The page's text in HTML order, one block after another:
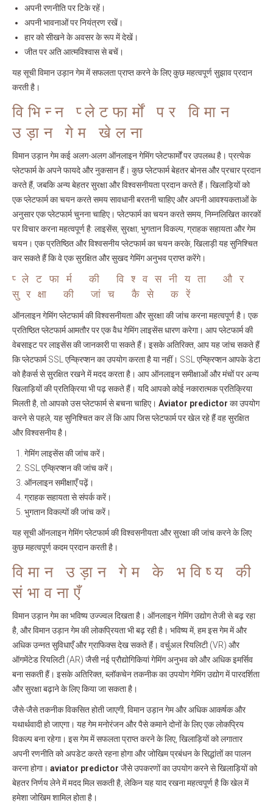
अपनी रणनीति पर टिके रहें।
अपनी भावनाओं पर नियंत्रण रखें।
हार को सीखने के अवसर के रूप में देखें।
जीत पर अति आत्मविश्वास से बचें।
यह सूची विमान उड़ान गेम में सफलता प्राप्त करने के लिए कुछ महत्वपूर्ण सुझाव प्रदान
करती है।
विभिन्न प्लेटफार्मों पर विमान
उड़ान गेम खेलना
विमान उड़ान गेम कई अलग-अलग ऑनलाइन गेमिंग प्लेटफार्मों पर उपलब्ध है। प्रत्येक
प्लेटफार्म के अपने फायदे और नुकसान हैं। कुछ प्लेटफार्म बेहतर बोनस और प्रचार प्रदान
करते हैं, जबकि अन्य बेहतर सुरक्षा और विश्वसनीयता प्रदान करते हैं। खिलाड़ियों को
एक प्लेटफार्म का चयन करते समय सावधानी बरतनी चाहिए और अपनी आवश्यकताओं के
अनुसार एक प्लेटफार्म चुनना चाहिए। प्लेटफार्म का चयन करते समय, निम्नलिखित कारकों
पर विचार करना महत्वपूर्ण है: लाइसेंस, सुरक्षा, भुगतान विकल्प, ग्राहक सहायता और गेम
चयन। एक प्रतिष्ठित और विश्वसनीय प्लेटफार्म का चयन करके, खिलाड़ी यह सुनिश्चित
कर सकते हैं कि वे एक सुरक्षित और सुखद गेमिंग अनुभव प्राप्त करेंगे।
प्लेटफार्म की विश्वसनीयता और
सुरक्षा की जांच कैसे करें
ऑनलाइन गेमिंग प्लेटफार्म की विश्वसनीयता और सुरक्षा की जांच करना महत्वपूर्ण है। एक
प्रतिष्ठित प्लेटफार्म आमतौर पर एक वैध गेमिंग लाइसेंस धारण करेगा। आप प्लेटफार्म की
वेबसाइट पर लाइसेंस की जानकारी पा सकते हैं। इसके अतिरिक्त, आप यह जांच सकते हैं
कि प्लेटफार्म SSL एन्क्रिप्शन का उपयोग करता है या नहीं। SSL एन्क्रिप्शन आपके डेटा
को हैकर्स से सुरक्षित रखने में मदद करता है। आप ऑनलाइन समीक्षाओं और मंचों पर अन्य
खिलाड़ियों की प्रतिक्रिया भी पढ़ सकते हैं। यदि आपको कोई नकारात्मक प्रतिक्रिया
मिलती है, तो आपको उस प्लेटफार्म से बचना चाहिए। Aviator predictor का उपयोग
करने से पहले, यह सुनिश्चित कर लें कि आप जिस प्लेटफार्म पर खेल रहे हैं वह सुरक्षित
और विश्वसनीय है।
गेमिंग लाइसेंस की जांच करें।
SSL एन्क्रिप्शन की जांच करें।
ऑनलाइन समीक्षाएँ पढ़ें।
ग्राहक सहायता से संपर्क करें।
भुगतान विकल्पों की जांच करें।
यह सूची ऑनलाइन गेमिंग प्लेटफार्म की विश्वसनीयता और सुरक्षा की जांच करने के लिए
कुछ महत्वपूर्ण कदम प्रदान करती है।
विमान उड़ान गेम के भविष्य की
संभावनाएँ
विमान उड़ान गेम का भविष्य उज्ज्वल दिखता है। ऑनलाइन गेमिंग उद्योग तेजी से बढ़ रहा
है, और विमान उड़ान गेम की लोकप्रियता भी बढ़ रही है। भविष्य में, हम इस गेम में और
अधिक उन्नत सुविधाएँ और ग्राफिक्स देख सकते हैं। वर्चुअल रियलिटी (VR) और
ऑगमेंटेड रियलिटी (AR) जैसी नई प्रौद्योगिकियां गेमिंग अनुभव को और अधिक इमर्सिव
बना सकती हैं। इसके अतिरिक्त, ब्लॉकचेन तकनीक का उपयोग गेमिंग उद्योग में पारदर्शिता
और सुरक्षा बढ़ाने के लिए किया जा सकता है।
जैसे-जैसे तकनीक विकसित होती जाएगी, विमान उड़ान गेम और अधिक आकर्षक और
यथार्थवादी हो जाएगा। यह गेम मनोरंजन और पैसे कमाने दोनों के लिए एक लोकप्रिय
विकल्प बना रहेगा। इस गेम में सफलता प्राप्त करने के लिए, खिलाड़ियों को लगातार
अपनी रणनीति को अपडेट करते रहना होगा और जोखिम प्रबंधन के सिद्धांतों का पालन
करना होगा। aviator predictor जैसे उपकरणों का उपयोग करने से खिलाड़ियों को
बेहतर निर्णय लेने में मदद मिल सकती है, लेकिन यह याद रखना महत्वपूर्ण है कि खेल में
हमेशा जोखिम शामिल होता है।